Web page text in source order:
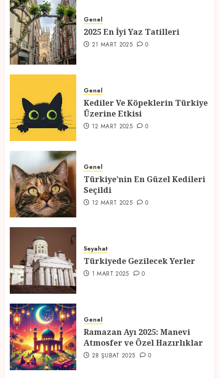
1
21 MART 2025
Üzerine Etkisi
12 MART 2025 0
3
Seçildi
12 MART 2025 0
4
1 MART 2025
5
Atmosfer ve Özel Hazırlıklar
28 ŞUBAT 2025 0
Genel
2025 En İyi Yaz Tatilleri
21 MART 2025 0
Genel
Kediler Ve Köpeklerin Türkiye
Üzerine Etkisi
12 MART 2025 0
Genel
Türkiye’nin En Güzel Kedileri
Seçildi
12 MART 2025 0
Seyahat
Türkiyede Gezilecek Yerler
1 MART 2025 0
Genel
Ramazan Ayı 2025: Manevi
Atmosfer ve Özel Hazırlıklar
28 ŞUBAT 2025 0